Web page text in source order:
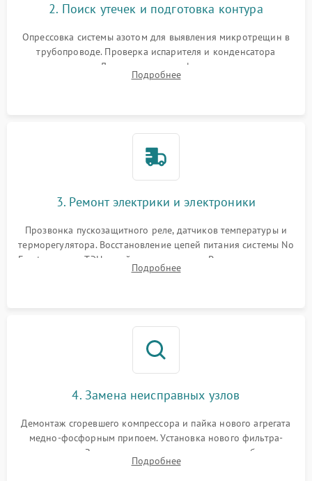
2. Поиск утечек и подготовка контура
Опрессовка системы азотом для выявления микротрещин в
трубопроводе. Проверка испарителя и конденсатора
течеискателем. Демонтаж старого фильтра-осушителя и
продувка капиллярной трубки для устранения засоров.
Подробнее
3. Ремонт электрики и электроники
Прозвонка пускозащитного реле, датчиков температуры и
терморегулятора. Восстановление цепей питания системы No
Frost, включая ТЭН оттайки и вентилятор. Ремонт или замена
платы управления при сбоях алгоритмов.
Подробнее
4. Замена неисправных узлов
Демонтаж сгоревшего компрессора и пайка нового агрегата
медно-фосфорным припоем. Установка нового фильтра-
осушителя. Замена изношенных вентиляторов обдува,
сломанных заслонок или поврежденных дверных петель.
Подробнее